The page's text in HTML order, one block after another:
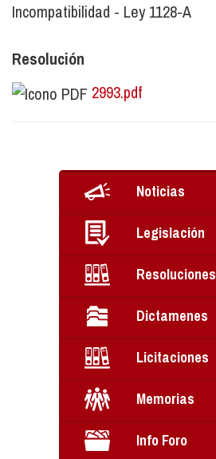
Incompatibilidad - Ley 1128-A
Resolución
2993.pdf
Noticias
Legislación
Resoluciones
Dictamenes
Licitaciones
Memorias
Info Foro